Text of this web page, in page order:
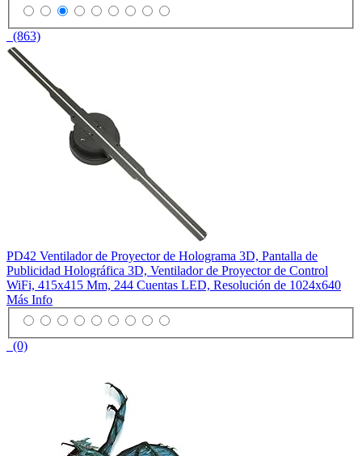
(863)
PD42 Ventilador de Proyector de Holograma 3D, Pantalla de
Publicidad Holográfica 3D, Ventilador de Proyector de Control
WiFi, 415x415 Mm, 244 Cuentas LED, Resolución de 1024x640
Más Info
(0)